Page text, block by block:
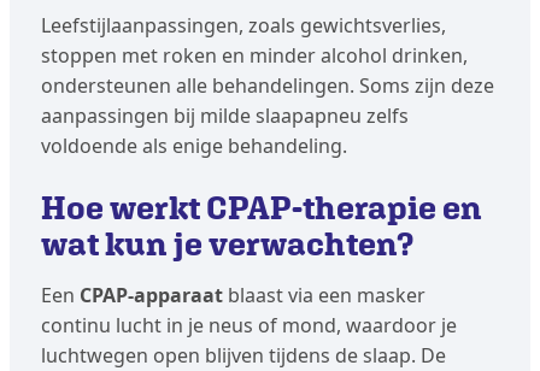
Leefstijlaanpassingen, zoals gewichtsverlies,
stoppen met roken en minder alcohol drinken,
ondersteunen alle behandelingen. Soms zijn deze
aanpassingen bij milde slaapapneu zelfs
voldoende als enige behandeling.
Hoe werkt CPAP-therapie en
wat kun je verwachten?
Een CPAP-apparaatblaast via een masker
continu lucht in je neus of mond, waardoor je
luchtwegen open blijven tijdens de slaap. De